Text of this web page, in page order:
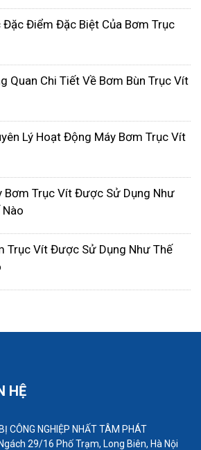
của trục vít quay trong ống để
chất lỏng đi qua. Trục vít có
và xoay trong ống để di chuyển
đến điểm khác.
cao mà các loại bơm khác có
Chúng cũng cung cấp dòng
tục, ít gây tiếng ồn và rung
hỏi ít bảo dưỡng hơn so với
trục vít thường được sử dụng
công nghiệp như hệ thống
thống làm mát, ngành dầu khí,
Đặc Điểm Đặc Biệt Của Bơm Trục
Quan Chi Tiết Về Bơm Bùn Trục Vít
Lý Hoạt Động Máy Bơm Trục Vít
Bơm Trục Vít Được Sử Dụng Như
Nào
Trục Vít Được Sử Dụng Như Thế
HỆ
CÔNG NGHIỆP NHẤT TÂM PHÁT
29/16 Phố Trạm, Long Biên, Hà Nội